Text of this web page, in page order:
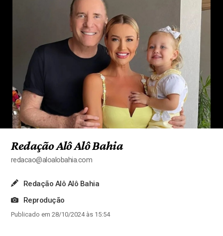
Redação Alô Alô Bahia
redacao@aloalobahia.com
Redação Alô Alô Bahia
Reprodução
Publicado em 28/10/2024 às 15:54